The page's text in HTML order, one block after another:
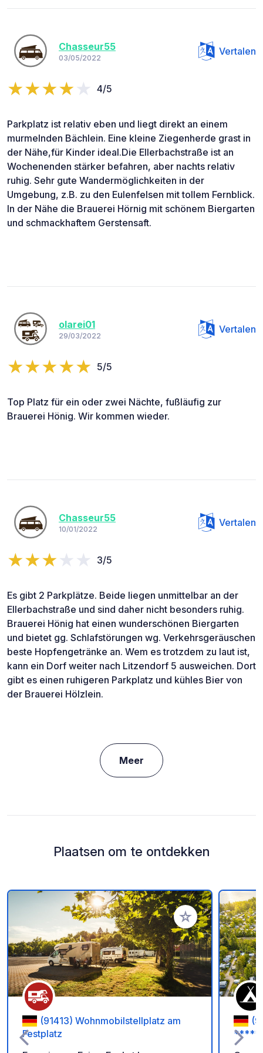
Chasseur55
03/05/2022
Vertalen
4/5
Parkplatz ist relativ eben und liegt direkt an einem
murmelnden Bächlein. Eine kleine Ziegenherde grast in
der Nähe,für Kinder ideal.Die Ellerbachstraße ist an
Wochenenden stärker befahren, aber nachts relativ
ruhig. Sehr gute Wandermöglichkeiten in der
Umgebung, z.B. zu den Eulenfelsen mit tollem Fernblick.
In der Nähe die Brauerei Hörnig mit schönem Biergarten
und schmackhaftem Gerstensaft.
olarei01
29/03/2022
Vertalen
5/5
Top Platz für ein oder zwei Nächte, fußläufig zur
Brauerei Hönig. Wir kommen wieder.
Chasseur55
10/01/2022
Vertalen
3/5
Es gibt 2 Parkplätze. Beide liegen unmittelbar an der
Ellerbachstraße und sind daher nicht besonders ruhig.
Brauerei Hönig hat einen wunderschönen Biergarten
und bietet gg. Schlafstörungen wg. Verkehrsgeräuschen
beste Hopfengetränke an. Wem es trotzdem zu laut ist,
kann ein Dorf weiter nach Litzendorf 5 ausweichen. Dort
gibt es einen ruhigeren Parkplatz und kühles Bier von
der Brauerei Hölzlein.
Meer
Plaatsen om te ontdekken
Voeg toe aan je
(91413) Wohnmobilstellplatz am
Festplatz
*****